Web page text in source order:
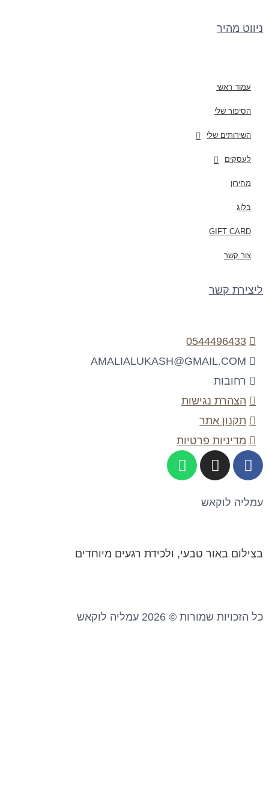
ניווט מהיר
עמוד ראשי
הסיפור שלי
השירותים שלי
לעסקים
מחירון
בלוג
GIFT CARD
צור קשר
ליצירת קשר
0544496433
AMALIALUKASH@GMAIL.COM
רחובות
הצהרת נגישות
תקנון אתר
מדיניות פרטיות
F
A
E
O
K
I
N
T
R
A
W
H
P
P
עמליה לוקאש
בצילום באור טבעי, ולכידת רגעים מיוחדים
כל הזכויות שמורות © 2026 עמליה לוקאש